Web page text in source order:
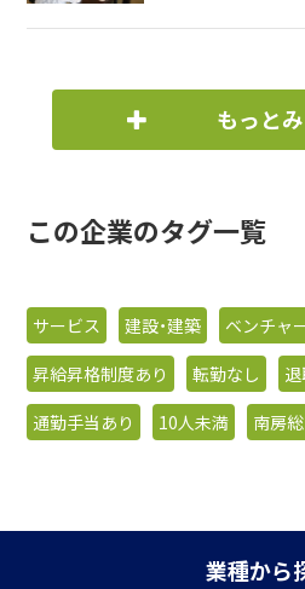
もっと
この企業のタグ一覧
サービス 建設・建築
ベンチャ
昇給昇格制度あり
転勤なし
通勤手当あり
10人未満 南房
業種から